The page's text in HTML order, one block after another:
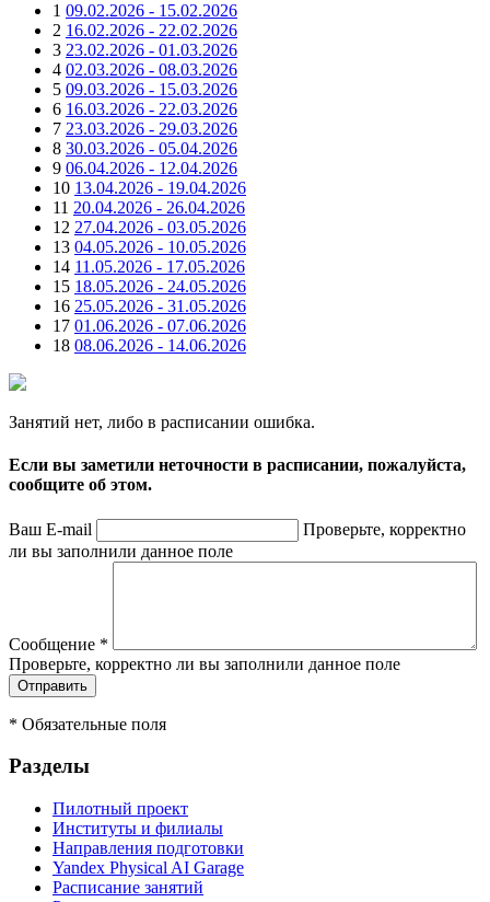
1 09.02.2026 - 15.02.2026
2 16.02.2026 - 22.02.2026
3 23.02.2026 - 01.03.2026
4 02.03.2026 - 08.03.2026
5 09.03.2026 - 15.03.2026
6 16.03.2026 - 22.03.2026
7 23.03.2026 - 29.03.2026
8 30.03.2026 - 05.04.2026
9 06.04.2026 - 12.04.2026
10 13.04.2026 - 19.04.2026
11 20.04.2026 - 26.04.2026
12 27.04.2026 - 03.05.2026
13 04.05.2026 - 10.05.2026
14 11.05.2026 - 17.05.2026
15 18.05.2026 - 24.05.2026
16 25.05.2026 - 31.05.2026
17 01.06.2026 - 07.06.2026
18 08.06.2026 - 14.06.2026
Занятий нет, либо в расписании ошибка.
Если вы заметили неточности в расписании, пожалуйста,
сообщите об этом.
Ваш E-mail
Проверьте, корректно
ли вы заполнили данное поле
Сообщение *
Проверьте, корректно ли вы заполнили данное поле
* Обязательные поля
Разделы
Пилотный проект
Институты и филиалы
Направления подготовки
Yandex Physical AI Garage
Расписание занятий